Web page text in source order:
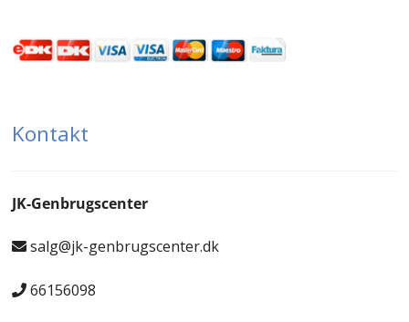
Kontakt
JK-Genbrugscenter
salg@jk-genbrugscenter.dk
66156098